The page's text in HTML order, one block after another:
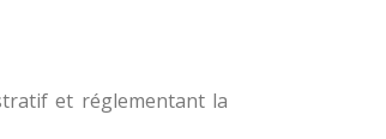
et réglementant la